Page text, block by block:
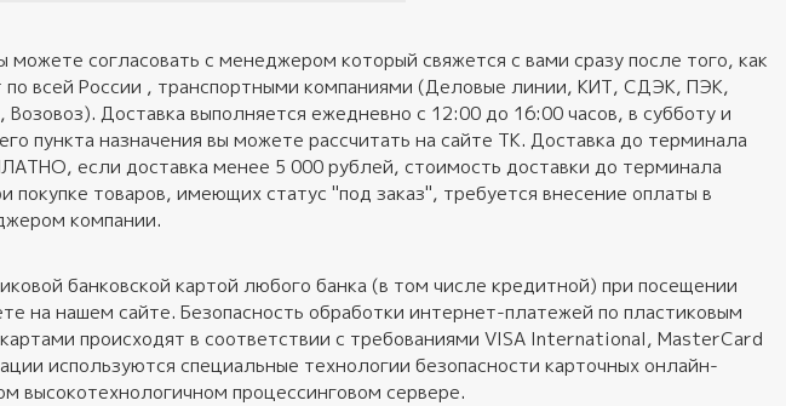
согласовать с менеджером который свяжется с вами сразу после того, как
по всей России , транспортными компаниями (Деловые линии, КИТ, СДЭК, ПЭК,
Доставка выполняется ежедневно с 12:00 до 16:00 часов, в субботу и
пункта назначения вы можете рассчитать на сайте ТК. Доставка до терминала
если доставка менее 5 000 рублей, стоимость доставки до терминала
покупке товаров, имеющих статус "под заказ", требуется внесение оплаты в
компании.
банковской картой любого банка (в том числе кредитной) при посещении
на нашем сайте. Безопасность обработки интернет-платежей по пластиковым
происходят в соответствии с требованиями VISA International, MasterCard
используются специальные технологии безопасности карточных онлайн-
высокотехнологичном процессинговом сервере.